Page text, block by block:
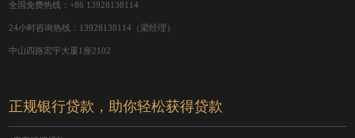
全国免费热线：+86 13928138114
24小时咨询热线：13928138114（梁经理）
中山四路宏宇大厦1座2102
正规银行贷款，助你轻松获得贷款